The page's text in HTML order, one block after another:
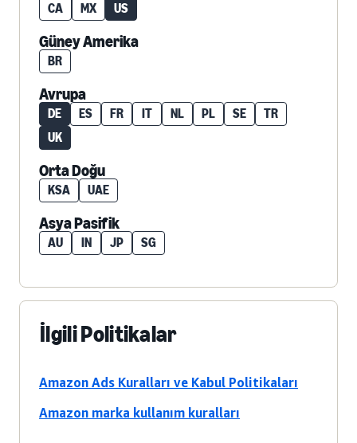
CA MX US
Güney Amerika
BR
Avrupa
DE ES FR IT NL PL SE
TR
UK
Orta Doğu
KSA UAE
Asya Pasifik
AU IN JP SG
İlgili Politikalar
Amazon Ads Kuralları ve Kabul Politikaları
Amazon marka kullanım kuralları